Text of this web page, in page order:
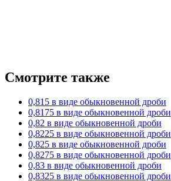
Смотрите также
0,815 в виде обыкновенной дроби
0,8175 в виде обыкновенной дроби
0,82 в виде обыкновенной дроби
0,8225 в виде обыкновенной дроби
0,825 в виде обыкновенной дроби
0,8275 в виде обыкновенной дроби
0,83 в виде обыкновенной дроби
0,8325 в виде обыкновенной дроби